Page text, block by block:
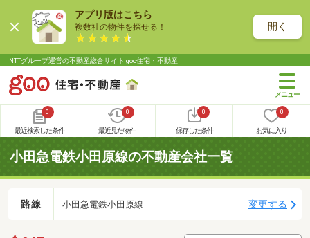
アプリ版はこちら
複数社の物件を探せる！ 開く
NTTグループ運営の不動産総合サイト goo住宅・不動産
0
最近検索した条件
0
最近見た物件
0
保存した条件
0
お気に入り
小田急電鉄小田原線の不動産会社一覧
路線 小田急電鉄小田原線 変更する